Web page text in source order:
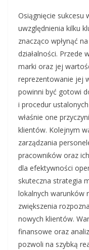
Osiągnięcie sukcesu
uwzględnienia kilku
znacząco wpłynąć
działalności. Przede
marki oraz jej
reprezentowanie jej
powinni być gotowi
i procedur
właśnie one
klientów. Kolejnym
zarządzania
pracowników oraz
dla efektywności
skuteczna strategia
lokalnych warunków
zwiększenia
nowych klientów.
finansowe oraz
pozwoli na szybką